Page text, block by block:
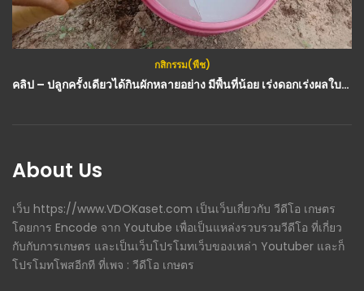
กสิกรรม(พืช)
คลิป – ปลูกครั้งเดียวได้กินผักหลายอย่าง มีพื้นที่น้อย เร่งดอกเร่งผลใบเขียวงาม ปลูกอินทรีย์ ทองปาน ปลูกผัก : วีดีโอ เกษตร
About Us
เว็บ https://www.VDOKaset.com เป็นเว็บเกี่ยวกับ วีดีโอ เกษตร
โดยการ Encode จาก Youtube เพื่อเป็นแหล่งรวบรวมวีดีโอ ที่เกี่ยว
กับกับการเกษตร และเป็นเว็บโปรโมทเว็บของเหล่า Youtuber และก็
โปรโมทโพสอีกที ที่เพจ : วีดีโอ เกษตร